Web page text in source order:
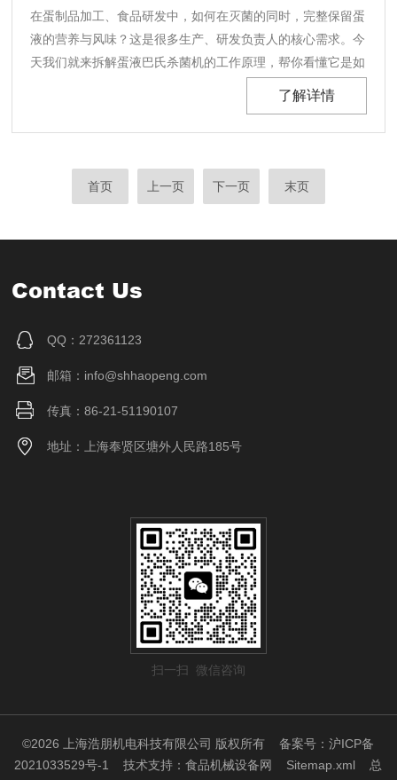
在蛋制品加工、食品研发中，如何在灭菌的同时，完整保留蛋
液的营养与风味？这是很多生产、研发负责人的核心需求。今
天我们就来拆解蛋液巴氏杀菌机的工作原理，帮你看懂它是如
何在灭菌和保营养之间找到平衡的。一、先搞懂：巴氏杀菌的
巴氏消毒的核心原理，是利用病原体不耐热的特点，用适......
了解详情
首页 上一页 下一页 末页
Contact Us
QQ：272361123
邮箱：info@shhaopeng.com
传真：86-21-51190107
地址：上海奉贤区塘外人民路185号
扫一扫 微信咨询
©2026 上海浩朋机电科技有限公司 版权所有备案号：沪ICP备
2021033529号-1
技术支持：食品机械设备网 Sitemap.xml 总